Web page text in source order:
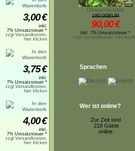
3,00€
inkl.
7% Umsatzsteuer *
zzgl.Versandkosten,
hier klicken
3,75€
inkl.
7% Umsatzsteuer *
zzgl.Versandkosten,
hier klicken
4,00€
inkl.
7% Umsatzsteuer *
zzgl.Versandkosten,
hier klicken
Diospyros lotus
180,00EUR
90,00€
inkl. 7% Umsatzsteuer *
zzgl.Versandkosten, hier
Sprachen
Wer ist online?
Zur Zeit sind
218 Gäste
online.